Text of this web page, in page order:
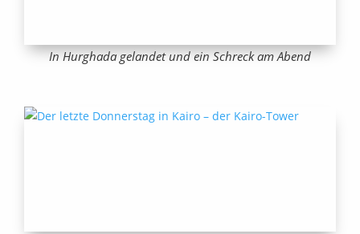
In Hurghada gelandet und ein Schreck am Abend